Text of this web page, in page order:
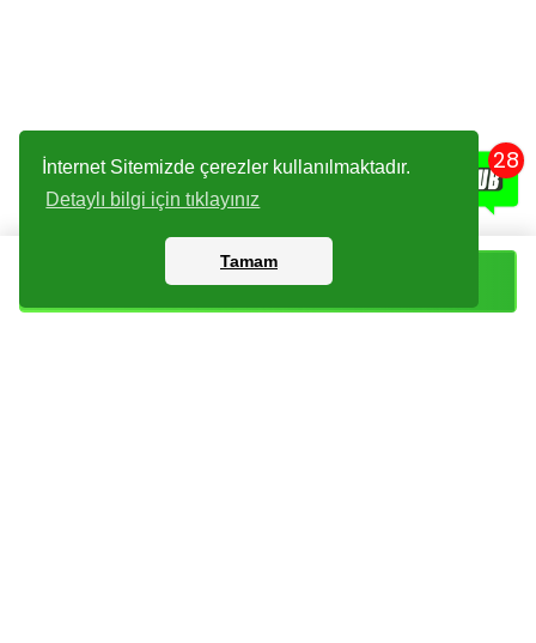
İnternet Sitemizde çerezler kullanılmaktadır.
Detaylı bilgi için tıklayınız
Tamam
Sepete Ekle
28